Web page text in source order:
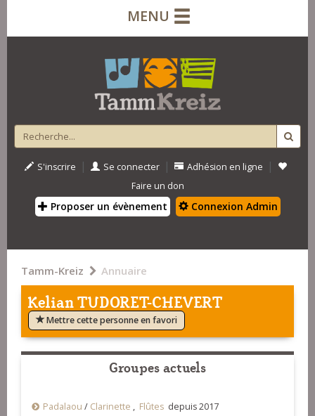
MENU
S'inscrire | Se connecter | Adhésion en ligne |
Faire un don
Proposer un évènement Connexion Admin
Tamm-Kreiz Annuaire
Kelian TUDORET-CHEVERT
Mettre cette personne en favori
Groupes actuels
Padalaou / Clarinette , Flûtes depuis 2017